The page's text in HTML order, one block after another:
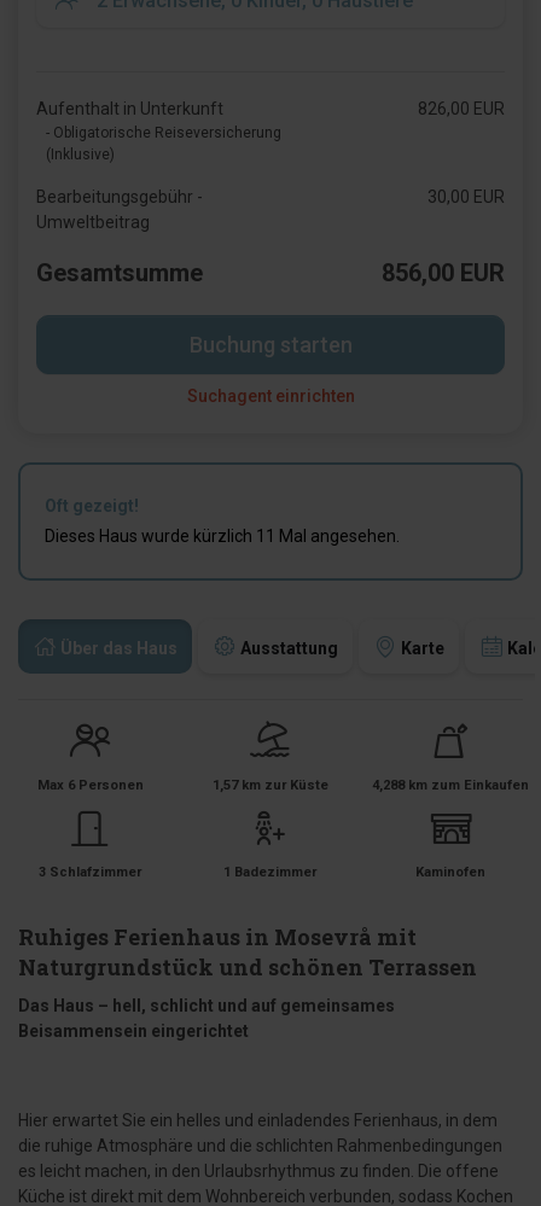
Über das Haus Ausstattung Karte
Max 6 Personen 1,57 km zur Küste 4,288 km zum Einkaufen
3 Schlafzimmer 1 Badezimmer Kaminofen
Ruhiges Ferienhaus in Mosevrå mit
Naturgrundstück und schönen Terrassen
Das Haus – hell, schlicht und auf gemeinsames
Beisammensein eingerichtet
Hier erwartet Sie ein helles und einladendes Ferienhaus, in dem
die ruhige Atmosphäre und die schlichten Rahmenbedingungen
es leicht machen, in den Urlaubsrhythmus zu finden. Die offene
Küche ist direkt mit dem Wohnbereich verbunden, sodass Kochen
Aufenthalt in Unterkunft
- Obligatorische Reiseversicherung
(Inklusive)
826,00 EUR
Bearbeitungsgebühr -
Umweltbeitrag
30,00 EUR
Gesamtsumme 856,00 EUR
Buchung starten
Suchagent einrichten
Oft gezeigt!
Dieses Haus wurde kürzlich 11 Mal angesehen.